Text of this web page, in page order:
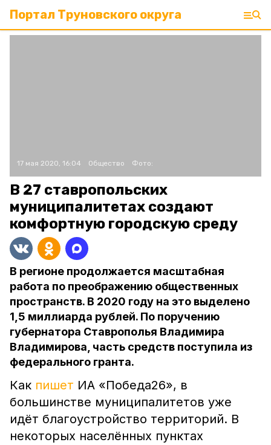
Портал Труновского округа
17 мая 2020, 16:04 Общество Фото:
В 27 ставропольских
муниципалитетах создают
комфортную городскую среду
В регионе продолжается масштабная
работа по преображению общественных
пространств. В 2020 году на это выделено
1,5 миллиарда рублей. По поручению
губернатора Ставрополья Владимира
Владимирова, часть средств поступила из
федерального гранта.
Как пишет ИА «Победа26», в
большинстве муниципалитетов уже
идёт благоустройство территорий. В
некоторых населённых пунктах